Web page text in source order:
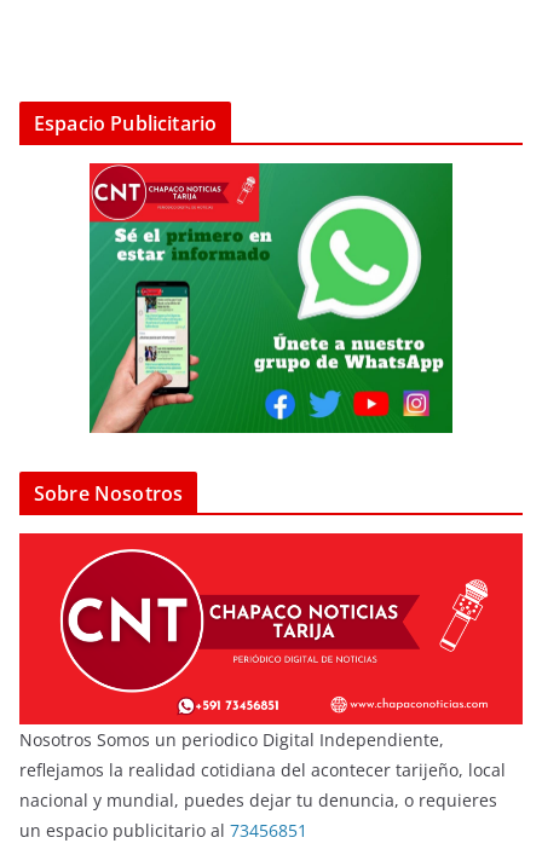
Espacio Publicitario
Sobre Nosotros
Nosotros Somos un periodico Digital Independiente,
reflejamos la realidad cotidiana del acontecer tarijeño, local
nacional y mundial, puedes dejar tu denuncia, o requieres
un espacio publicitario al 73456851